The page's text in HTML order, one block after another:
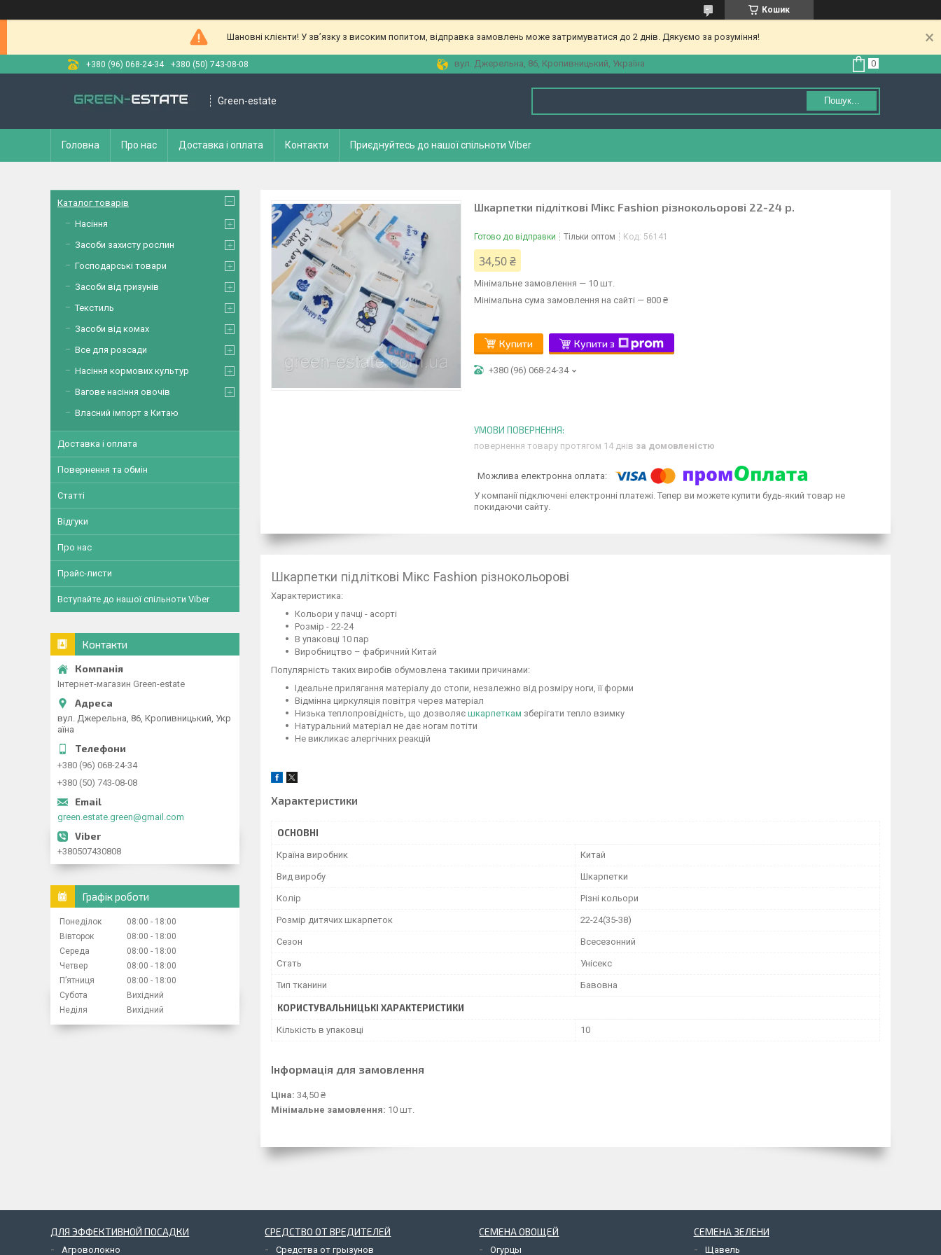
Кошик
Шановні клієнти! У зв’язку з високим попитом, відправка замовлень може затримуватися до 2 днів. Дякуємо за розуміння!
+380 (96) 068-24-34 +380 (50) 743-08-08 вул. Джерельна, 86, Кропивницький, Україна
Green-estate Пошук...
Головна Про нас Доставка і оплата Контакти Приєднуйтесь до нашої спільноти Viber
Шкарпетки підліткові Мікс Fashion різнокольорові 22-24 р.
Готово до відправки Тільки оптом Код: 56141
34,50 ₴
Мінімальне замовлення — 10 шт.
Мінімальна сума замовлення на сайті — 800 ₴
Купити Купити з
+380 (96) 068-24-34
повернення товару протягом 14 днів за домовленістю
У компанії підключені електронні платежі. Тепер ви можете купити будь-який товар не
покидаючи сайту.
Шкарпетки підліткові Мікс Fashion різнокольорові
Характеристика:
Кольори у пачці - асорті
Розмір - 22-24
В упаковці 10 пар
Виробництво – фабричний Китай
Популярність таких виробів обумовлена такими причинами:
Ідеальне прилягання матеріалу до стопи, незалежно від розміру ноги, її форми
Відмінна циркуляція повітря через матеріал
Низька теплопровідність, що дозволяє шкарпеткам зберігати тепло взимку
Натуральний матеріал не дає ногам потіти
Не викликає алергічних реакцій
Характеристики
ОСНОВНІ
Країна виробник Китай
Вид виробу Шкарпетки
Колір Різні кольори
Розмір дитячих шкарпеток 22-24(35-38)
Сезон Всесезонний
Стать Унісекс
Тип тканини Бавовна
КОРИСТУВАЛЬНИЦЬКІ ХАРАКТЕРИСТИКИ
Кількість в упаковці 10
Інформація для замовлення
Ціна: 34,50 ₴
Мінімальне замовлення: 10 шт.
Каталог товарів
Насіння
Засоби захисту рослин
Господарські товари
Засоби від гризунів
Текстиль
Засоби від комах
Все для розсади
Насіння кормових культур
Вагове насіння овочів
Власний імпорт з Китаю
Доставка і оплата
Повернення та обмін
Статті
Відгуки
Про нас
Прайс-листи
Вступайте до нашої спільноти Viber
Контакти
Інтернет-магазин Green-estate
вул. Джерельна, 86, Кропивницький, Укр
аїна
+380 (96) 068-24-34
+380 (50) 743-08-08
green.estate.green@gmail.com
+380507430808
Графік роботи
Понеділок 08:00
18:00
Вівторок
08:00
18:00
Середа
08:00
18:00
Четвер
08:00
18:00
Пʼятниця
08:00
18:00
Субота
Вихідний
Неділя
Вихідний
ДЛЯ ЭФФЕКТИВНОЙ ПОСАДКИ
Агроволокно
СРЕДСТВО ОТ ВРЕДИТЕЛЕЙ
Средства от грызунов
СЕМЕНА ОВОЩЕЙ
Огурцы
СЕМЕНА ЗЕЛЕНИ
Щавель